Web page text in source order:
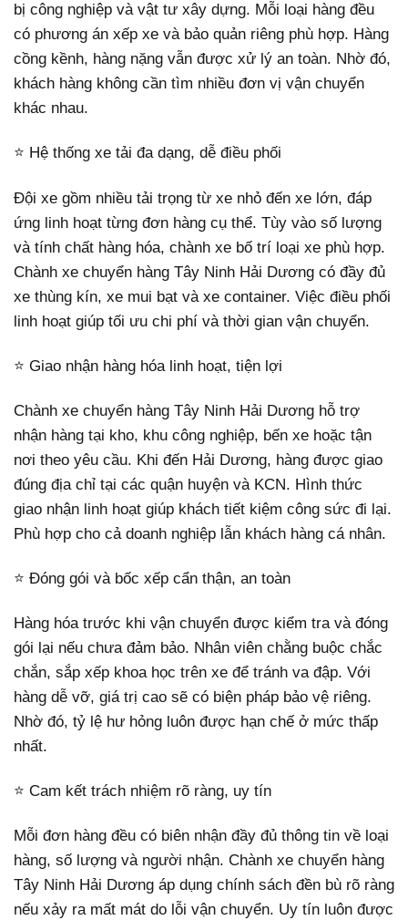
bị công nghiệp và vật tư xây dựng. Mỗi loại hàng đều
có phương án xếp xe và bảo quản riêng phù hợp. Hàng
cồng kềnh, hàng nặng vẫn được xử lý an toàn. Nhờ đó,
khách hàng không cần tìm nhiều đơn vị vận chuyển
khác nhau.
⭐ Hệ thống xe tải đa dạng, dễ điều phối
Đội xe gồm nhiều tải trọng từ xe nhỏ đến xe lớn, đáp
ứng linh hoạt từng đơn hàng cụ thể. Tùy vào số lượng
và tính chất hàng hóa, chành xe bố trí loại xe phù hợp.
Chành xe chuyển hàng Tây Ninh Hải Dương có đầy đủ
xe thùng kín, xe mui bạt và xe container. Việc điều phối
linh hoạt giúp tối ưu chi phí và thời gian vận chuyển.
⭐ Giao nhận hàng hóa linh hoạt, tiện lợi
Chành xe chuyển hàng Tây Ninh Hải Dương hỗ trợ
nhận hàng tại kho, khu công nghiệp, bến xe hoặc tận
nơi theo yêu cầu. Khi đến Hải Dương, hàng được giao
đúng địa chỉ tại các quận huyện và KCN. Hình thức
giao nhận linh hoạt giúp khách tiết kiệm công sức đi lại.
Phù hợp cho cả doanh nghiệp lẫn khách hàng cá nhân.
⭐ Đóng gói và bốc xếp cẩn thận, an toàn
Hàng hóa trước khi vận chuyển được kiểm tra và đóng
gói lại nếu chưa đảm bảo. Nhân viên chằng buộc chắc
chắn, sắp xếp khoa học trên xe để tránh va đập. Với
hàng dễ vỡ, giá trị cao sẽ có biện pháp bảo vệ riêng.
Nhờ đó, tỷ lệ hư hỏng luôn được hạn chế ở mức thấp
nhất.
⭐ Cam kết trách nhiệm rõ ràng, uy tín
Mỗi đơn hàng đều có biên nhận đầy đủ thông tin về loại
hàng, số lượng và người nhận. Chành xe chuyển hàng
Tây Ninh Hải Dương áp dụng chính sách đền bù rõ ràng
nếu xảy ra mất mát do lỗi vận chuyển. Uy tín luôn được